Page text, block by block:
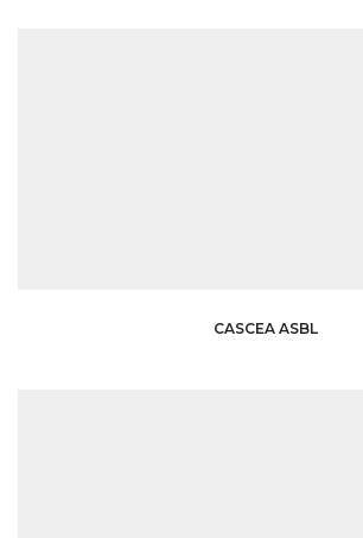
CASCEA ASBL